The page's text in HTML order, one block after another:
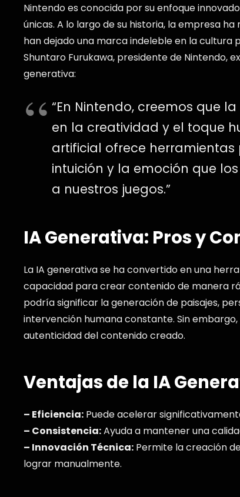
Nintendo es conocida por su enfoque
únicas. A lo largo de su historia, la empresa
han dejado una marca indeleble en la cultura
Shuntaro Furukawa, presidente de Nintendo,
generativa:
“En Nintendo, creemos que
en la creatividad y el toque
artificial ofrece
intuición y la emoción que
a nuestros juegos.”
IA Generativa: Pros y
La IA generativa se ha convertido en una
capacidad para crear contenido de manera
podría significar la generación de paisajes,
intervención humana constante. Sin
autenticidad del contenido creado.
Ventajas de la IA
– Eficiencia: Puede acelerar
– Consistencia:Ayuda a mantener una
– Innovación Técnica: Permite la creación
lograr manualmente.